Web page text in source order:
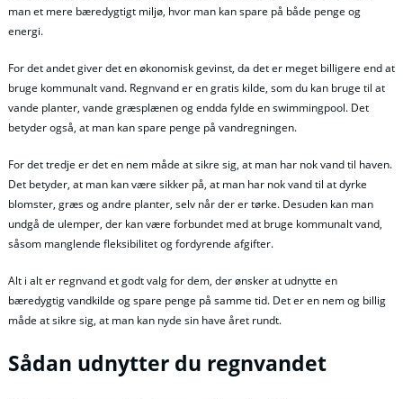
man et mere bæredygtigt miljø, hvor man kan spare på både penge og
energi.
For det andet giver det en økonomisk gevinst, da det er meget billigere end at
bruge kommunalt vand. Regnvand er en gratis kilde, som du kan bruge til at
vande planter, vande græsplænen og endda fylde en swimmingpool. Det
betyder også, at man kan spare penge på vandregningen.
For det tredje er det en nem måde at sikre sig, at man har nok vand til haven.
Det betyder, at man kan være sikker på, at man har nok vand til at dyrke
blomster, græs og andre planter, selv når der er tørke. Desuden kan man
undgå de ulemper, der kan være forbundet med at bruge kommunalt vand,
såsom manglende fleksibilitet og fordyrende afgifter.
Alt i alt er regnvand et godt valg for dem, der ønsker at udnytte en
bæredygtig vandkilde og spare penge på samme tid. Det er en nem og billig
måde at sikre sig, at man kan nyde sin have året rundt.
Sådan udnytter du regnvandet